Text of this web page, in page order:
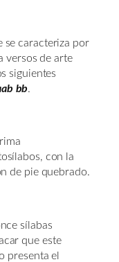
se caracteriza por
versos de arte
siguientes
bb.
con la
de pie quebrado.
sílabas
que este
presenta el